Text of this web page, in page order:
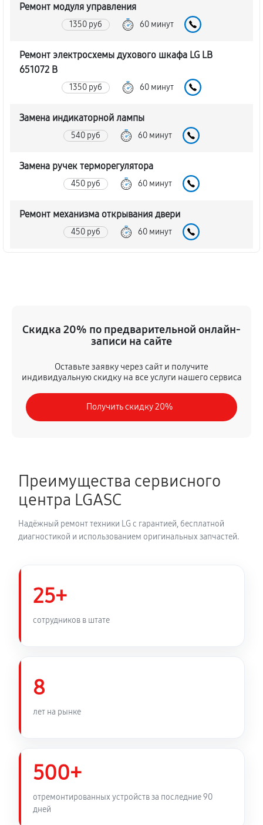
Ремонт модуля управления
1350 руб 60 минут
Ремонт электросхемы духового шкафа LG LB
651072 B
1350 руб 60 минут
Замена индикаторной лампы
540 руб 60 минут
Замена ручек терморегулятора
450 руб 60 минут
Ремонт механизма открывания двери
450 руб 60 минут
450 руб 60 минут
630 руб 60 минут
Замена шнура питания
450 руб 60 минут
810 руб 60 минут
Замена панели управления
1350 руб 60 минут
Скидка 20% по предварительной онлайн-
записи на сайте
Оставьте заявку через сайт и получите
индивидуальную скидку на все услуги нашего сервиса
Получить скидку 20%
Преимущества сервисного
центра LGASC
Надёжный ремонт техники LG с гарантией, бесплатной
диагностикой и использованием оригинальных запчастей.
25+
сотрудников в штате
8
лет на рынке
500+
отремонтированных устройств за последние 90
дней